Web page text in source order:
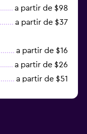
a partir de $98
a partir de $37
a partir de $16
a partir de $26
a partir de $51